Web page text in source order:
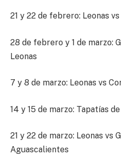
21 y 22 de febrero: Leonas
28 de febrero y 1 de marzo:
Leonas
7 y 8 de marzo: Leonas vs
14 y 15 de marzo: Tapatías
21 y 22 de marzo: Leonas vs
Aguascalientes